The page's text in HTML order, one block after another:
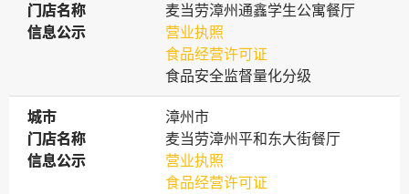
门店名称
门店名称
麦当劳漳州通鑫学生公寓餐厅
信息公示
信息公示
营业执照
食品经营许可证
食品安全监督量化分级
城市
城市
漳州市
门店名称
门店名称
麦当劳漳州平和东大街餐厅
信息公示
信息公示
营业执照
食品经营许可证